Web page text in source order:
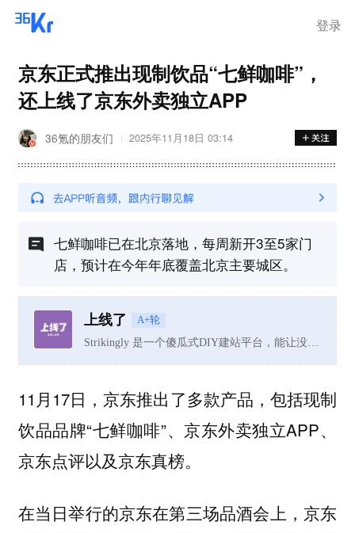
登录
京东正式推出现制饮品“七鲜咖啡”，
还上线了京东外卖独立APP
36氪的朋友们 2025年11月18日 03:14
七鲜咖啡已在北京落地，每周新开3至5家门
店，预计在今年年底覆盖北京主要城区。
上线了 A+轮
Strikingly 是一个傻瓜式DIY建站平台，能让没有开发经验的用户在 30 分钟内建好可自适应平板、手机和浏览器的网站。Strikingly 是以移动端为侧重点的建站平台。Strikingly希望给想要建立同时适配移动端和 Web 端网站的中小型企业提供一站式服务。
11月17日，京东推出了多款产品，包括现制
饮品品牌“七鲜咖啡”、京东外卖独立APP、
京东点评以及京东真榜。
在当日举行的京东在第三场品酒会上，京东